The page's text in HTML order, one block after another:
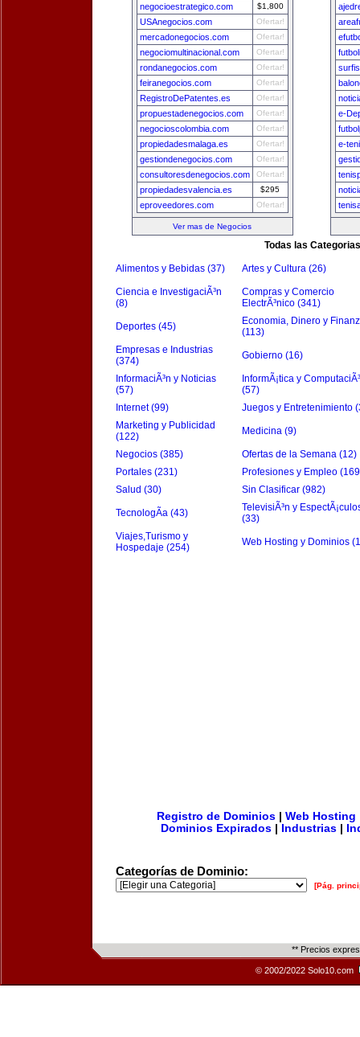
negocioestrategico.com $1,800
USAnegocios.com Ofertar!
mercadonegocios.com Ofertar!
negociomultinacional.com Ofertar!
rondanegocios.com Ofertar!
feiranegocios.com Ofertar!
RegistroDePatentes.es Ofertar!
propuestadenegocios.com Ofertar!
negocioscolombia.com Ofertar!
propiedadesmalaga.es Ofertar!
gestiondenegocios.com Ofertar!
consultoresdenegocios.com Ofertar!
propiedadesvalencia.es $295
eproveedores.com Ofertar!
Ver mas de Negocios
e-
e-
Todas las Categorias
Alimentos y Bebidas (37) Artes y Cultura (26)
Ciencia e InvestigaciÃ³n
(8)
Compras y Comercio
ElectrÃ³nico (341)
Deportes (45)
Economia, Dinero y
(113)
Empresas e Industrias
(374)
Gobierno (16)
InformaciÃ³n y Noticias
(57)
InformÃ¡tica y
(57)
Internet (99)
Juegos y Entretenimiento
Marketing y Publicidad
(122)
Medicina (9)
Negocios (385)
Ofertas de la Semana (12)
Portales (231)
Profesiones y Empleo
Salud (30)
Sin Clasificar (982)
TecnologÃ­a (43)
TelevisiÃ³n y
(33)
Viajes,Turismo y
Hospedaje (254)
Web Hosting y Dominios
Registro de Dominios| Web Hosting
Dominios Expirados
Industrias
Categorías de Dominio:
[Pág.
** Precios
© 2002/2022 Solo10.com